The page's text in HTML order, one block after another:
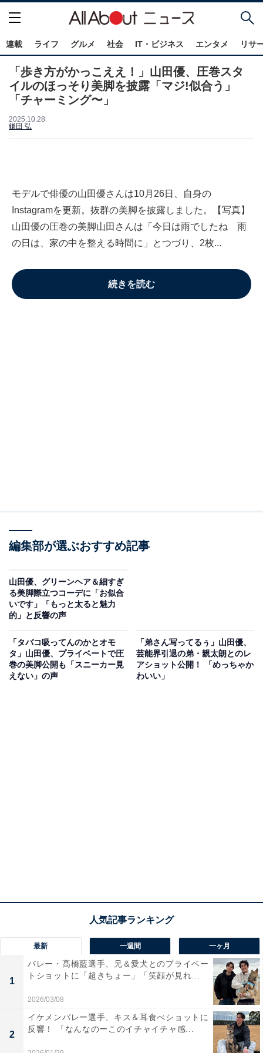
連載 ライフ グルメ 社会 IT・ビジネス エンタメ リサ
「歩き方がかっこええ！」山田優、圧巻スタ
イルのほっそり美脚を披露「マジ!似合う」
「チャーミング〜」
2025.10.28
鎌田 弘
モデルで俳優の山田優さんは10月26日、自身の
Instagramを更新。抜群の美脚を披露しました。【写真】
山田優の圧巻の美脚山田さんは「今日は雨でしたね 雨
の日は、家の中を整える時間に」とつづり、2枚...
続きを読む
編集部が選ぶおすすめ記事
山田優、グリーンヘア＆細すぎ
る美脚際立つコーデに「お似合
いです」「もっと太ると魅力
的」と反響の声
「タバコ吸ってんのかとオモ
タ」山田優、プライベートで圧
巻の美脚公開も「スニーカー見
えない」の声
「弟さん写ってるぅ」山田優、
芸能界引退の弟・親太朗とのレ
アショット公開！ 「めっちゃか
わいい」
最新 一週間 一ヶ月
1
バレー・髙橋藍選手、兄＆愛犬とのプライベー
トショットに「超きちょー」「笑顔が見れ...
2026/03/08
2
イケメンバレー選手、キス＆耳食べショットに
反響！ 「なんなのーこのイチャイチャ感...